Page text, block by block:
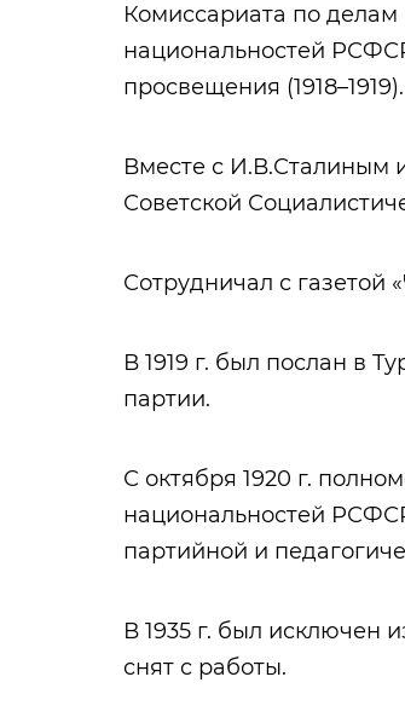
Комиссариата по
национальностей
просвещения (1918–1919).
Вместе с И.В.Сталиным
Советской
Сотрудничал с газетой
В 1919 г. был послан в
партии.
С октября 1920 г.
национальностей
партийной и
В 1935 г. был исключен
снят с работы.